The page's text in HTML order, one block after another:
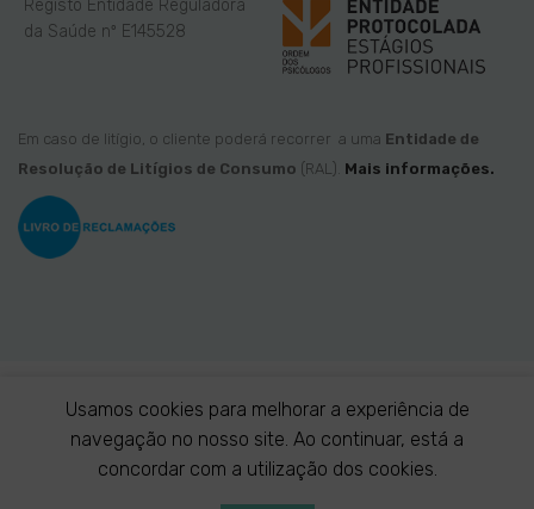
Registo Entidade Reguladora
da Saúde nº E145528
Em caso de litígio, o cliente poderá recorrer a uma Entidade de
Resolução de Litígios de Consumo (RAL). Mais informações.
Usamos cookies para melhorar a experiência de
navegação no nosso site. Ao continuar, está a
concordar com a utilização dos cookies.